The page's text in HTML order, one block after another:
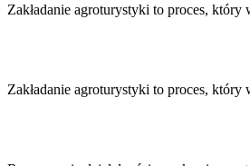
Zakładanie agroturystyki to proces,
Zakładanie agroturystyki to proces,